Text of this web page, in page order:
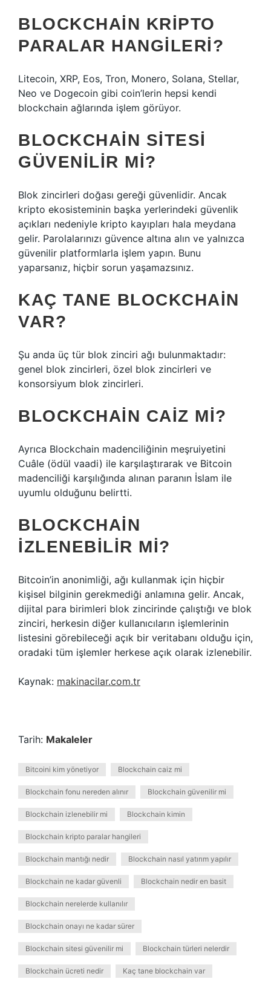
BLOCKCHAIN KRIPTO
PARALAR HANGILERI?
Litecoin, XRP, Eos, Tron, Monero, Solana, Stellar,
Neo ve Dogecoin gibi coin’lerin hepsi kendi
blockchain ağlarında işlem görüyor.
BLOCKCHAIN SITESI
GÜVENILIR MI?
Blok zincirleri doğası gereği güvenlidir. Ancak
kripto ekosisteminin başka yerlerindeki güvenlik
açıkları nedeniyle kripto kayıpları hala meydana
gelir. Parolalarınızı güvence altına alın ve yalnızca
güvenilir platformlarla işlem yapın. Bunu
yaparsanız, hiçbir sorun yaşamazsınız.
KAÇ TANE BLOCKCHAIN
VAR?
Şu anda üç tür blok zinciri ağı bulunmaktadır:
genel blok zincirleri, özel blok zincirleri ve
konsorsiyum blok zincirleri.
BLOCKCHAIN CAIZ MI?
Ayrıca Blockchain madenciliğinin meşruiyetini
Cuâle (ödül vaadi) ile karşılaştırarak ve Bitcoin
madenciliği karşılığında alınan paranın İslam ile
uyumlu olduğunu belirtti.
BLOCKCHAIN
IZLENEBILIR MI?
Bitcoin’in anonimliği, ağı kullanmak için hiçbir
kişisel bilginin gerekmediği anlamına gelir. Ancak,
dijital para birimleri blok zincirinde çalıştığı ve blok
zinciri, herkesin diğer kullanıcıların işlemlerinin
listesini görebileceği açık bir veritabanı olduğu için,
oradaki tüm işlemler herkese açık olarak izlenebilir.
Kaynak: makinacilar.com.tr
Tarih: Makaleler
Bitcoini kim yönetiyor Blockchain caiz mi
Blockchain fonu nereden alınır Blockchain güvenilir mi
Blockchain izlenebilir mi Blockchain kimin
Blockchain kripto paralar hangileri
Blockchain mantığı nedir Blockchain nasıl yatırım yapılır
Blockchain ne kadar güvenli Blockchain nedir en basit
Blockchain nerelerde kullanılır
Blockchain onayı ne kadar sürer
Blockchain sitesi güvenilir mi Blockchain türleri nelerdir
Blockchain ücreti nedir Kaç tane blockchain var